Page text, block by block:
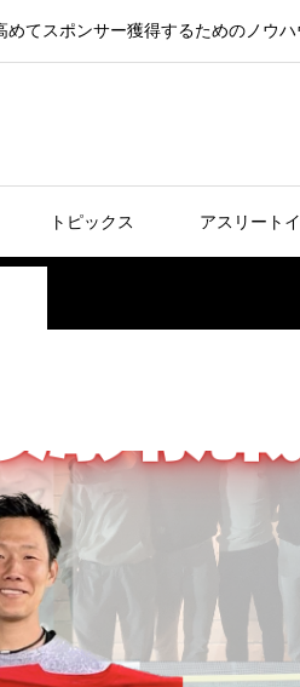
めてスポンサー獲得するためのノウハ
トピックス アスリート